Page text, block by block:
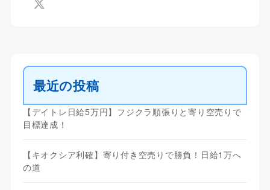
最近の投稿
【デイトレ日給5万円】フジクラ順張りと寄り空売りで
目標達成！
【キオクシア利確】寄り付き空売りで勝負！日給1万へ
の道